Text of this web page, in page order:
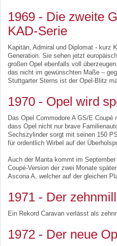
1969 - Die zweite
KAD-Serie
Kapitän, Admiral und Diplomat - kurz
Generation. Sie sehen jetzt
großen Opel ebenfalls voll
das nicht im gewünschten Maße –
Stuttgarter Sterns ist der Opel-Blitz
1970 - Opel wird
Das Opel Commodore A GS/E Coupé
dass Opel nicht nur brave
Sechszylinder sorgt mit seinen 150
für ordentlich Wirbel auf der
Auch der Manta kommt im
Coupé-Version der zwei Monate
Ascona A, welcher auf der gleichen
1971 - Der
Ein Rekord Caravan verlässt als
1972 - Der neue